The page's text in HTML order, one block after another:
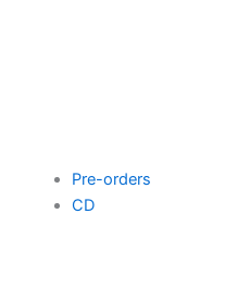
Pre-orders
CD